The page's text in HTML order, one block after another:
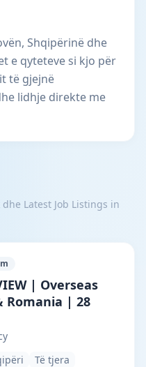
Shqipërinë dhe
e qyteteve si kjo për
të gjejnë
lidhje direkte me
Latest Job Listings in
· Bajram Curri
| Overseas
Romania | 28
Të tjera